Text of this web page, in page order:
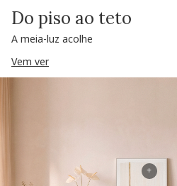
Do piso ao teto
A meia-luz acolhe
Vem ver
+